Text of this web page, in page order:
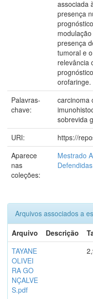
associada
presença
presença
tumoral e
relevância
orofaringe.
Palavras-
chave:
carcinoma
sobrevida
URI:
https://
Aparece
nas
coleções:
Mestrado
Defendidas
Arquivos associados a
Arquivo
Descrição
TAYANE
OLIVEI
RA GO
NÇALVE
S.pdf